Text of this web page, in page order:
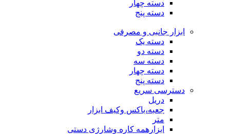
دسته چهار
دسته پنج
ابزار جانبی و مصرفی
دسته یک
دسته دو
دسته سه
دسته چهار
دسته پنج
دسترسی سریع
دریل
جعبه،باکس وکیف ابزار
متر
ابزارهمه کاره وشارژی دستی